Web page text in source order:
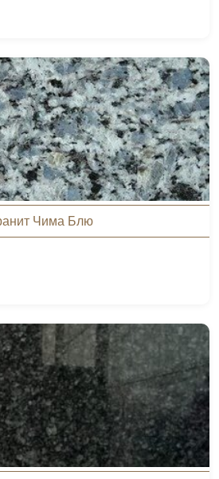
Чима Блю